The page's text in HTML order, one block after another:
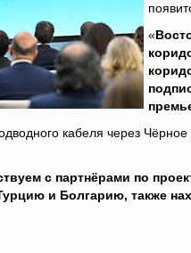
«
кабеля через
с партнёрами по
и Болгарию, также